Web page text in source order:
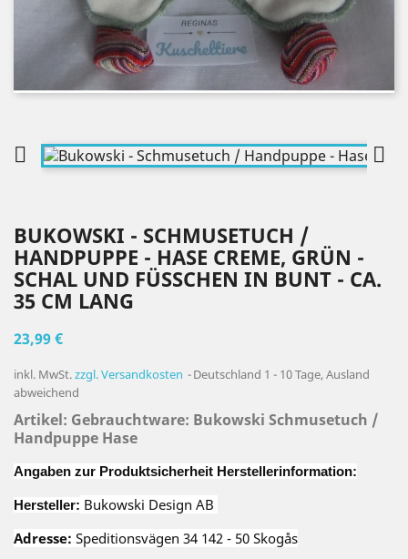
 
BUKOWSKI - SCHMUSETUCH /
HANDPUPPE - HASE CREME, GRÜN -
SCHAL UND FÜSSCHEN IN BUNT - CA. 3
5 CM LANG
23,99 €
inkl. MwSt.zzgl. Versandkosten
Deutschland 1 - 10 Tage, Ausland
abweichend
Artikel: Gebrauchtware: Bukowski Schmusetuch /
Handpuppe Hase
Angaben zur Produktsicherheit Herstellerinformation:
Hersteller: Bukowski Design AB
Adresse: Speditionsvägen 34 142 - 50 Skogås